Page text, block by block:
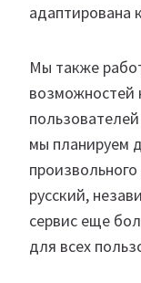
адаптирована
Мы также
мы планируем
русский,
сервис еще
для всех